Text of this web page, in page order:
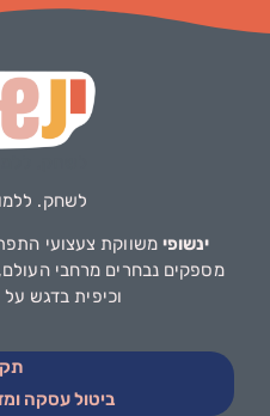
לשחק.
ינשופי משווקת צעצועי
מספקים נבחרים מרחבי
וכיפית בדגש
ביטול עסקה